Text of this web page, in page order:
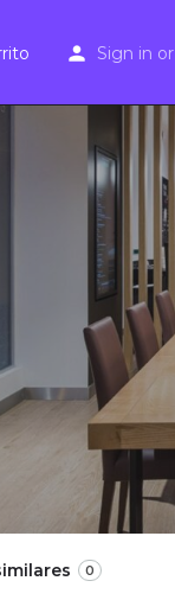
Sign in or
0